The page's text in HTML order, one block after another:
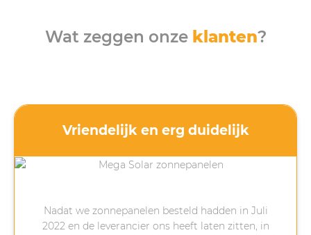
Wat zeggen onze klanten?
Vriendelijk en erg duidelijk
Nadat we zonnepanelen besteld hadden in Juli
2022 en de leverancier ons heeft laten zitten, in